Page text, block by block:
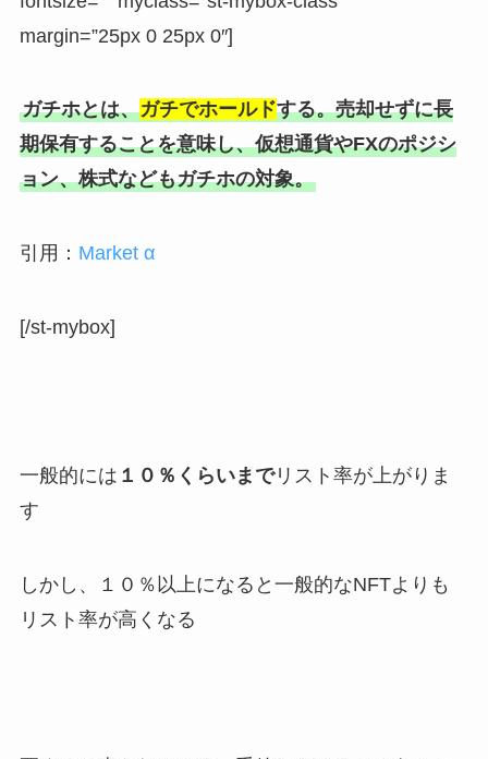
margin=”25px 0 25px 0″]
ガチホとは、ガチでホールドする。売却せずに長
期保有することを意味し、仮想通貨やFXのポジシ
ョン、株式などもガチホの対象。
引用： Market α
[/st-mybox]
一般的には １０％くらいまでリスト率が上がりま
す
しかし、１０％以上になると一般的なNFTよりも
リスト率が高くなる